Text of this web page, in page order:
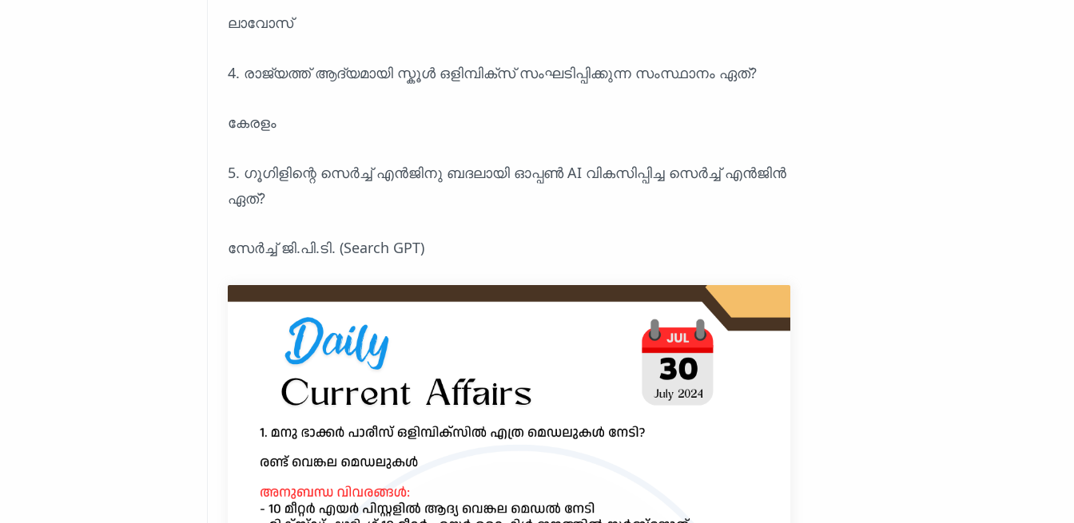
ലാവോസ്
4. രാജ്യത്ത് ആദ്യമായി സ്കൂൾ ഒളിമ്പിക്സ് സംഘടിപ്പിക്കുന്ന സംസ്ഥാനം ഏത്?
കേരളം
5. ഗൂഗിളിന്റെ സെർച്ച് എൻജിനു ബദലായി ഓപ്പൺ AI വികസിപ്പിച്ച സെർച്ച് എൻജിൻ
ഏത്?
സേർച്ച് ജി.പി.ടി. (Search GPT)